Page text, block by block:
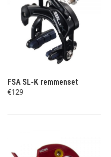
FSA SL-K remmenset
€129